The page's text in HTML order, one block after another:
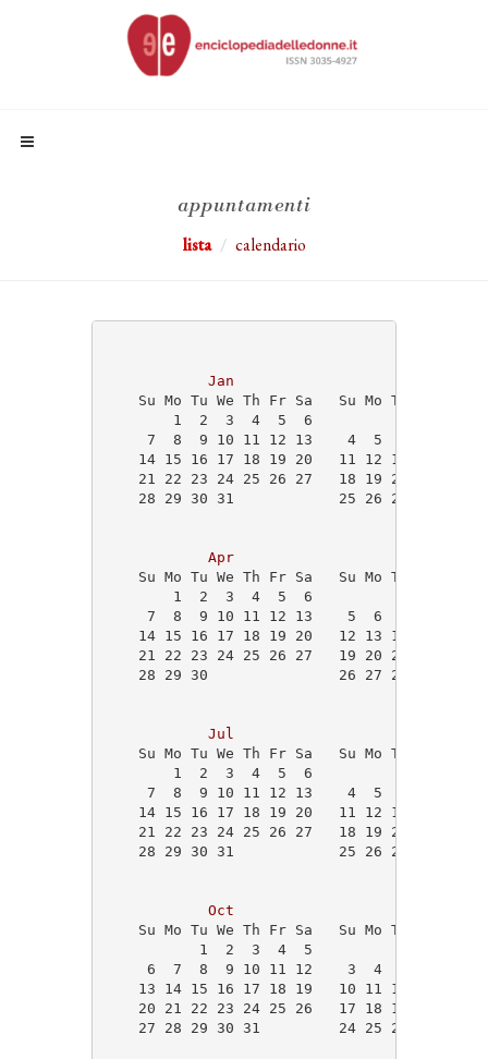
appuntamenti
lista calendario
Jan
Su Mo Tu We Th Fr Sa   Su Mo Tu We Th
1  2  3  4  5  6                1
7  8  9 10 11 12 13    4  5  6  7  8
14 15 16 17 18 19 20   11 12 13 14 15
21 22 23 24 25 26 27   18 19 20 21 22
28 29 30 31            25 26 27 28 29
Apr
Su Mo Tu We Th Fr Sa   Su Mo Tu We Th
1  2  3  4  5  6             1  2
7  8  9 10 11 12 13    5  6  7  8  9
14 15 16 17 18 19 20   12 13 14 15 16
21 22 23 24 25 26 27   19 20 21 22 23
28 29 30               26 27 28 29 30
Jul
Su Mo Tu We Th Fr Sa   Su Mo Tu We Th
1  2  3  4  5  6                1
7  8  9 10 11 12 13    4  5  6  7  8
14 15 16 17 18 19 20   11 12 13 14 15
21 22 23 24 25 26 27   18 19 20 21 22
28 29 30 31            25 26
Oct
Su Mo Tu We Th Fr Sa   Su Mo Tu We Th
1  2  3  4  5
6  7  8  9 10 11 12    3  4  5  6  7
13 14 15 16 17 18 19   10 11 12 13 14
20 21 22 23 24 25 26   17 18 19 20 21
27 28 29 30 31         24 25 26